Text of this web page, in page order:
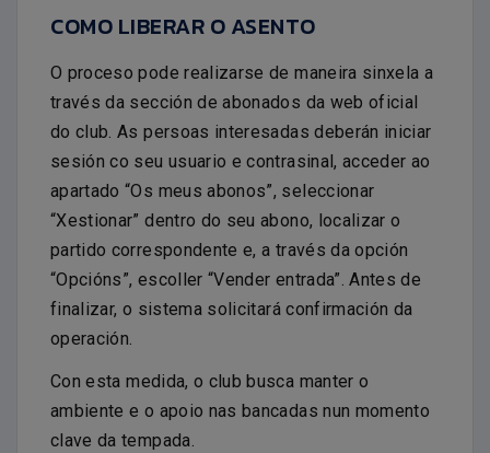
COMO LIBERAR O ASENTO
O proceso pode realizarse de maneira sinxela a
través da sección de abonados da web oficial
do club. As persoas interesadas deberán iniciar
sesión co seu usuario e contrasinal, acceder ao
apartado “Os meus abonos”, seleccionar
“Xestionar” dentro do seu abono, localizar o
partido correspondente e, a través da opción
“Opcións”, escoller “Vender entrada”. Antes de
finalizar, o sistema solicitará confirmación da
operación.
Con esta medida, o club busca manter o
ambiente e o apoio nas bancadas nun momento
clave da tempada.